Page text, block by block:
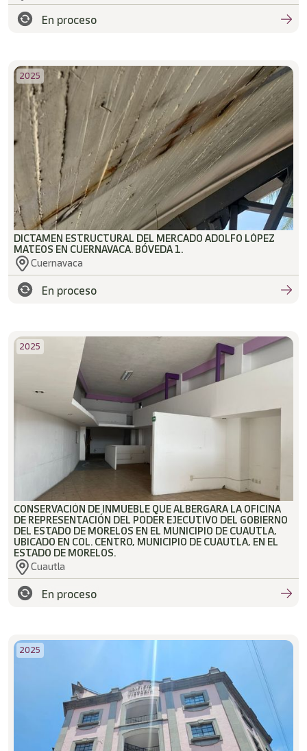
En proceso
2025
DICTAMEN ESTRUCTURAL DEL MERCADO ADOLFO LÓPEZ
MATEOS EN CUERNAVACA. BÓVEDA 1.
Cuernavaca
En proceso
2025
CONSERVACIÓN DE INMUEBLE QUE ALBERGARA LA OFICINA
DE REPRESENTACIÓN DEL PODER EJECUTIVO DEL GOBIERNO
DEL ESTADO DE MORELOS EN EL MUNICIPIO DE CUAUTLA,
UBICADO EN COL. CENTRO, MUNICIPIO DE CUAUTLA, EN EL
ESTADO DE MORELOS.
Cuautla
En proceso
2025